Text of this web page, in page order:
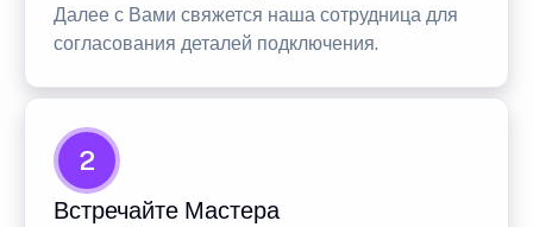
Далее с Вами свяжется наша сотрудница для
согласования деталей подключения.
2
Встречайте Мастера